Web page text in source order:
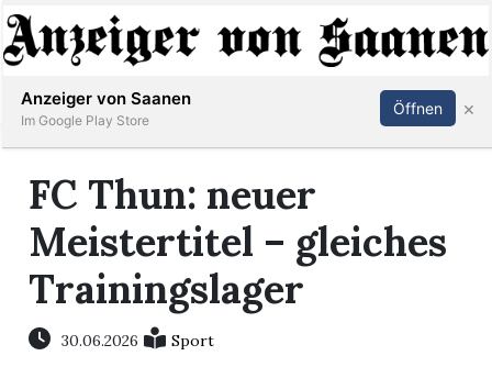
Abonnieren Anmelden
FC Thun: neuer
Meistertitel – gleiches
Trainingslager
30.06.2026 Sport
Anzeiger von Saanen
Im Google Play Store
Öffnen ×